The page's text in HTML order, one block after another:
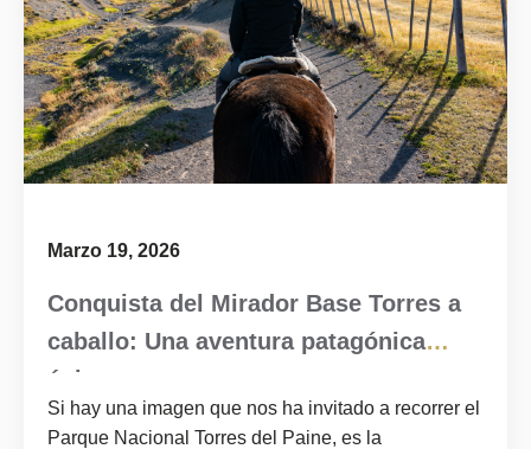
Marzo 19, 2026
Conquista del Mirador Base Torres a
caballo: Una aventura patagónica
épica
Si hay una imagen que nos ha invitado a recorrer el
Parque Nacional Torres del Paine, es la